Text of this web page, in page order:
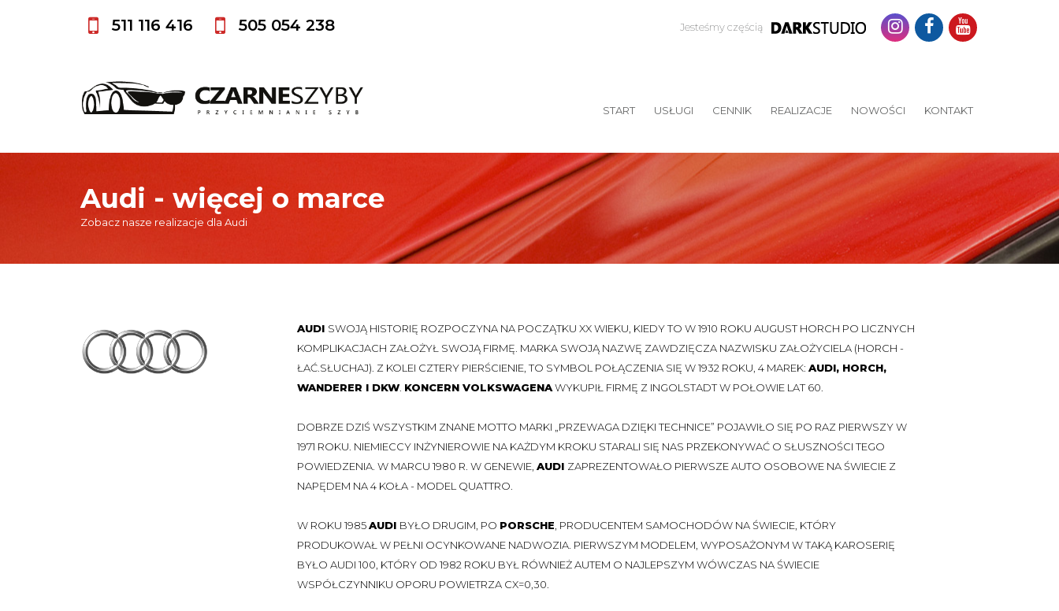
511 116 416 505 054 238 Jesteśmy częścią
START USŁUGI CENNIK REALIZACJE NOWOŚCI KONTAKT
Audi - więcej o marce
Zobacz nasze realizacje dla Audi
AUDI SWOJĄ HISTORIĘ ROZPOCZYNA NA POCZĄTKU XX WIEKU, KIEDY TO W 1910 ROKU AUGUST HORCH PO LICZNYCH
KOMPLIKACJACH ZAŁOŻYŁ SWOJĄ FIRMĘ. MARKA SWOJĄ NAZWĘ ZAWDZIĘCZA NAZWISKU ZAŁOŻYCIELA (HORCH -
ŁAĆ.SŁUCHAJ). Z KOLEI CZTERY PIERŚCIENIE, TO SYMBOL POŁĄCZENIA SIĘ W 1932 ROKU, 4 MAREK: AUDI, HORCH,
WANDERER I DKW KONCERN VOLKSWAGENAWYKUPIŁ FIRMĘ Z INGOLSTADT W POŁOWIE LAT 60.
DOBRZE DZIŚ WSZYSTKIM ZNANE MOTTO MARKI „PRZEWAGA DZIĘKI TECHNICE” POJAWIŁO SIĘ PO RAZ PIERWSZY W
1971 ROKU. NIEMIECCY INŻYNIEROWIE NA KAŻDYM KROKU STARALI SIĘ NAS PRZEKONYWAĆ O SŁUSZNOŚCI TEGO
POWIEDZENIA. W MARCU 1980 R. W GENEWIE, AUDI ZAPREZENTOWAŁO PIERWSZE AUTO OSOBOWE NA ŚWIECIE Z
NAPĘDEM NA 4 KOŁA - MODEL QUATTRO.
W ROKU 1985AUDI BYŁO DRUGIM, PO PORSCHE , PRODUCENTEM SAMOCHODÓW NA ŚWIECIE, KTÓRY
PRODUKOWAŁ W PEŁNI OCYNKOWANE NADWOZIA. PIERWSZYM MODELEM, WYPOSAŻONYM W TAKĄ KAROSERIĘ
BYŁO AUDI 100, KTÓRY OD 1982 ROKU BYŁ RÓWNIEŻ AUTEM O NAJLEPSZYM WÓWCZAS NA ŚWIECIE
WSPÓŁCZYNNIKU OPORU POWIETRZA CX=0,30.